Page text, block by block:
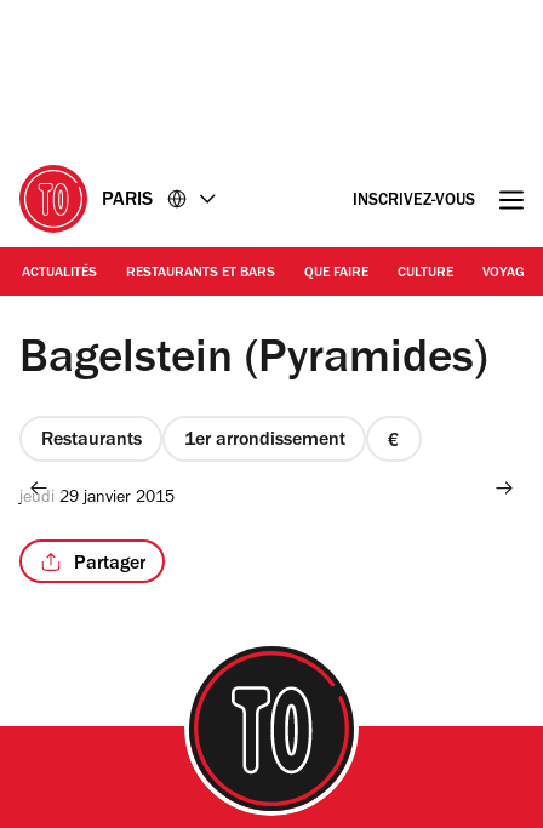
PARIS INSCRIVEZ-VOUS
ACTUALITÉS RESTAURANTS ET BARS QUE FAIRE CULTURE VOYAGE
Bagelstein (Pyramides)
Restaurants 1er arrondissement
prix
jeudi 29 janvier 2015
Partager